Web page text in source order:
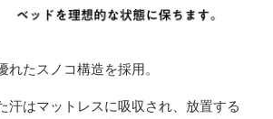
れたスノコ構造を採用。
汗はマットレスに吸収され、放置する